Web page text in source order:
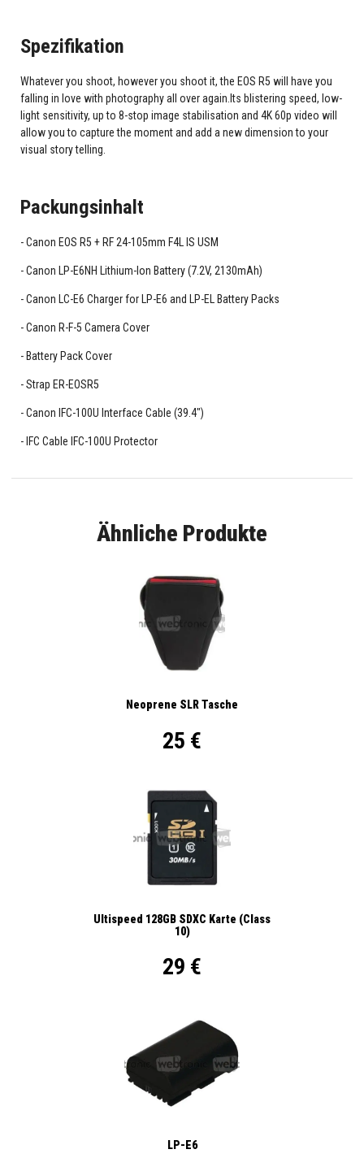
Spezifikation
Whatever you shoot, however you shoot it, the EOS R5 will have you
falling in love with photography all over again.Its blistering speed, low-
light sensitivity, up to 8-stop image stabilisation and 4K 60p video will
allow you to capture the moment and add a new dimension to your
visual story telling.
Packungsinhalt
Canon EOS R5 + RF 24-105mm F4L IS USM
Canon LP-E6NH Lithium-Ion Battery (7.2V, 2130mAh)
Canon LC-E6 Charger for LP-E6 and LP-EL Battery Packs
Canon R-F-5 Camera Cover
Battery Pack Cover
Strap ER-EOSR5
Canon IFC-100U Interface Cable (39.4")
IFC Cable IFC-100U Protector
Ähnliche Produkte
Neoprene SLR Tasche
25 €
Ultispeed 128GB SDXC Karte (Class
10)
29 €
LP-E6